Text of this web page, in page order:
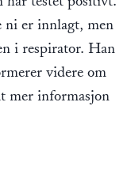
ni er innlagt, men
i respirator. Han
videre om
mer informasjon